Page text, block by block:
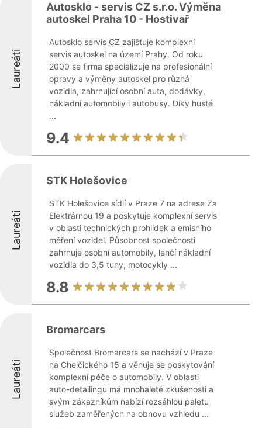
Laureáti
Autosklo - servis CZ s.r.o. Výměna
autoskel Praha 10 - Hostivař
Autosklo servis CZ zajišťuje komplexní
servis autoskel na území Prahy. Od roku
2000 se firma specializuje na profesionální
opravy a výměny autoskel pro různá
vozidla, zahrnující osobní auta, dodávky,
nákladní automobily i autobusy. Díky husté
...
9.4
Laureáti
STK Holešovice
STK Holešovice sídlí v Praze 7 na adrese Za
Elektrárnou 19 a poskytuje komplexní servis
v oblasti technických prohlídek a emisního
měření vozidel. Působnost společnosti
zahrnuje osobní automobily, lehčí nákladní
vozidla do 3,5 tuny, motocykly ...
8.8
Laureáti
Bromarcars
Společnost Bromarcars se nachází v Praze
na Chelčického 15 a věnuje se poskytování
komplexní péče o automobily. V oblasti
auto-detailingu má mnohaleté zkušenosti a
svým zákazníkům nabízí rozsáhlou paletu
služeb zaměřených na obnovu vzhledu ...